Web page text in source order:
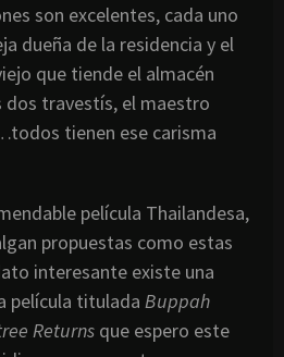
son excelentes, cada uno
dueña de la residencia y el
que tiende el almacén
travestís, el maestro
tienen ese carisma
película Thailandesa,
propuestas como estas
interesante existe una
película titulada Buppah
Returns que espero este